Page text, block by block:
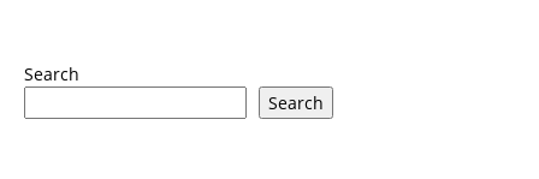
Search
Search